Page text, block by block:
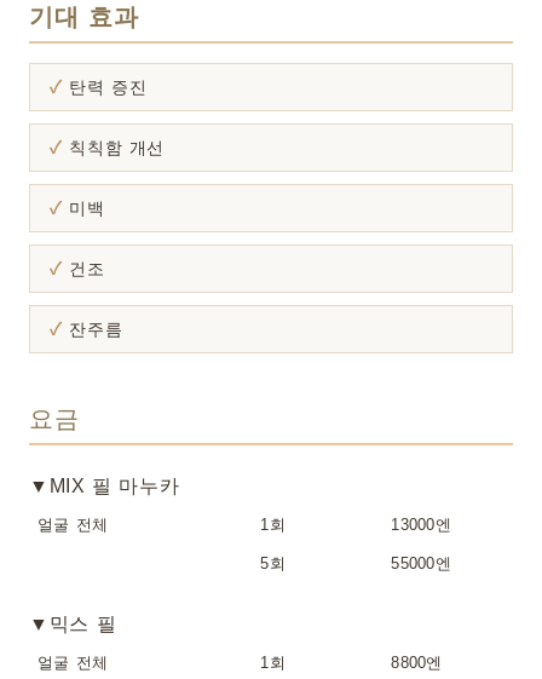
기대 효과
탄력 증진
칙칙함 개선
미백
건조
잔주름
요금
▼MIX 필 마누카
얼굴 전체 1회 13000엔
5회 55000엔
▼믹스 필
얼굴 전체 1회 8800엔